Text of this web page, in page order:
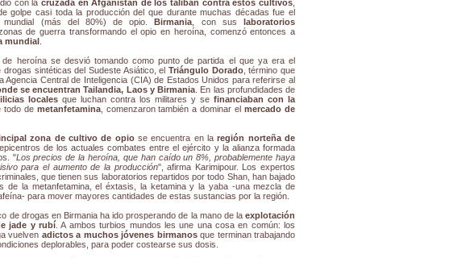
con la cruzada en Afganistán de los talibán contra estos cultivos
golpe casi toda la producción del que durante muchas décadas fue el
mundial (más del 80%) de opio.Birmania , con suslaboratorios
de guerra transformando el opio en heroína, comenzó entonces a
mundial
heroína se desvió tomando como punto de partida el que ya era el
drogas sintéticas del Sudeste Asiático, el Triángulo Dorado, término que
Agencia Central de Inteligencia (CIA) de Estados Unidos para referirse al
se encuentran Tailandia, Laos y Birmania . En las profundidades de
locales que luchan contra los militares y se financiaban con la
todo de metanfetamina, comenzaron también a dominar elmercado de
zona de cultivo de opiose encuentra en laregión norteña de
de los actuales combates entre el ejército y la alianza formada
"Los precios de la heroína, que han caído un 8%, probablemente haya
para el aumento de la producción", afirma Karimipour. Los expertos
que tienen sus laboratorios repartidos por todo Shan, han bajado
de la metanfetamina, el éxtasis, la ketamina y la yaba -una mezcla de
para mover mayores cantidades de estas sustancias por la región.
de drogas en Birmania ha ido prosperando de la mano de la explotación
jade y rubí . A ambos turbios mundos les une una cosa en común: los
vuelven adictos a muchos jóvenes birmanosque terminan trabajando
deplorables, para poder costearse sus dosis.